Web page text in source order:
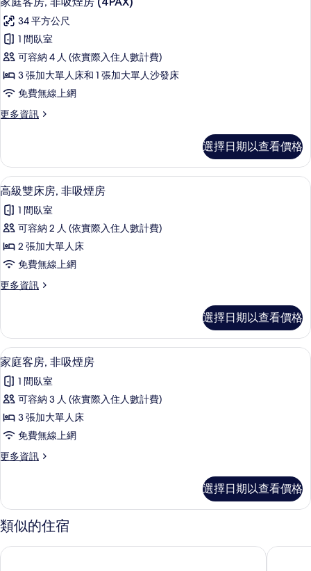
(3PAX)
的
所
有
相
片
非
吸
煙
房
(3PAX)
的
詳
情
示
家
庭
客
房,
吸
房
(4PAX)
的
所
有
相
片
34 平方公尺
1 間臥室
可容納 4 人 (依實際入住人數計費)
3 張加大單人床和 1 張加大單人沙發床
免費無線上網
更多資訊
更
客
房,
非
煙
房
的
詳
選擇日期以查看價格
顯
示
高
級
雙
房,
吸
煙
房
的
所
有
相
片
客房內保險箱、書桌、免費無線上網、
4
高級雙床房, 非吸煙房
1 間臥室
可容納 2 人 (依實際入住人數計費)
2 張加大單人床
免費無線上網
更多資訊
更
雙
床
房,
非
吸
煙
的
詳
選擇日期以查看價格
顯
示
家
庭
客
非
煙
房
的
所
客房內保險箱、書桌、免費無線上網、
6
家庭客房, 非吸煙房
1 間臥室
可容納 3 人 (依實際入住人數計費)
3 張加大單人床
免費無線上網
更多資訊
更
客
房,
非
煙
選擇日期以查看價格
類似的住宿
飯店福爾扎京都四条河原町 Four